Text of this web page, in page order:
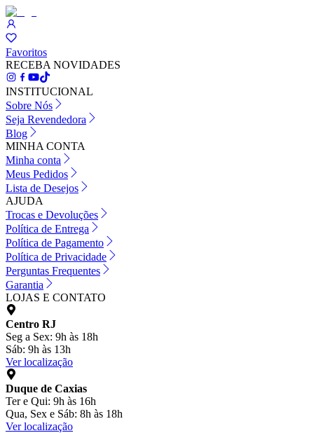
Favoritos
RECEBA NOVIDADES
INSTITUCIONAL
Sobre Nós
Seja Revendedora
Blog
MINHA CONTA
Minha conta
Meus Pedidos
Lista de Desejos
AJUDA
Trocas e Devoluções
Política de Entrega
Política de Pagamento
Política de Privacidade
Perguntas Frequentes
Garantia
LOJAS E CONTATO
Centro RJ
Seg a Sex: 9h às 18h
Sáb: 9h às 13h
Ver localização
Duque de Caxias
Ter e Qui: 9h às 16h
Qua, Sex e Sáb: 8h às 18h
Ver localização